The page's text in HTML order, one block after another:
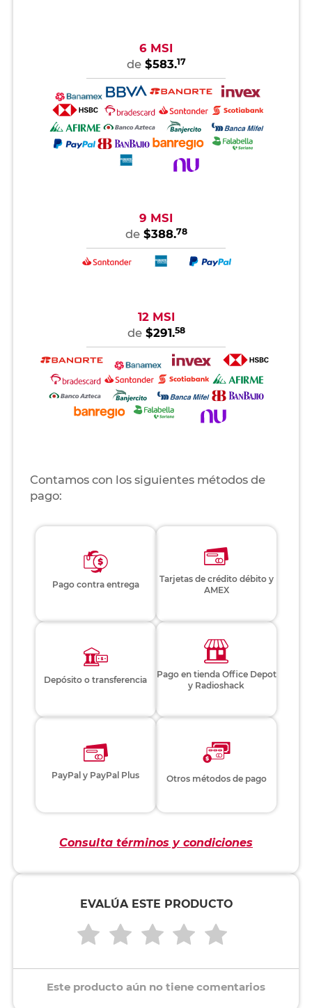
6 MSI
de $583.17
9 MSI
de $388.78
12 MSI
de $291.58
Contamos con los siguientes métodos de
pago:
Pago contra entrega
Tarjetas de crédito débito y
AMEX
Depósito o transferencia
Pago en tienda Office Depot
y Radioshack
PayPal y PayPal Plus Otros métodos de pago
Consulta términos y condiciones
EVALÚA ESTE PRODUCTO
Este producto aún no tiene comentarios